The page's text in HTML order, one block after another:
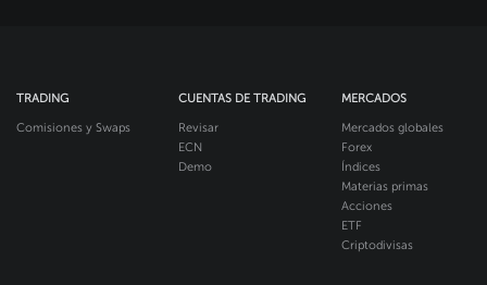
TRADING
Comisiones y Swaps
CUENTAS DE TRADING
Revisar
ECN
Demo
MERCADOS
Mercados globales
Forex
Índices
Materias primas
Acciones
ETF
Criptodivisas